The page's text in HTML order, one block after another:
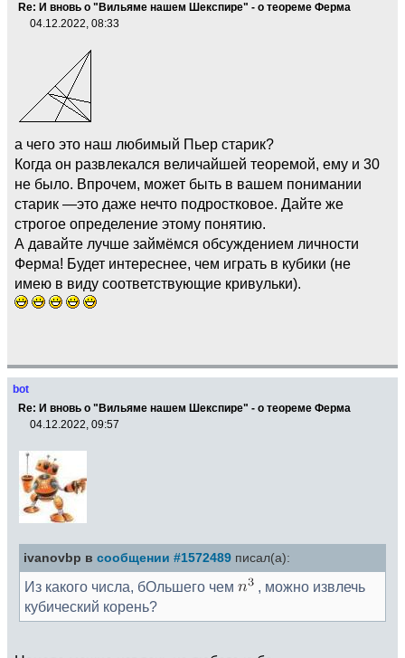
Re: И вновь о "Вильяме нашем Шекспире" - о теореме Ферма
04.12.2022, 08:33
а чего это наш любимый Пьер старик?
Когда он развлекался величайшей теоремой, ему и 30
не было. Впрочем, может быть в вашем понимании
старик —это даже нечто подростковое. Дайте же
строгое определение этому понятию.
А давайте лучше займёмся обсуждением личности
Ферма! Будет интереснее, чем играть в кубики (не
имею в виду соответствующие кривульки).
bot
Re: И вновь о "Вильяме нашем Шекспире" - о теореме Ферма
04.12.2022, 09:57
ivanovbp в сообщении #1572489 писал(а):
Из какого числа, бОльшего чем
, можно извлечь
кубический корень?